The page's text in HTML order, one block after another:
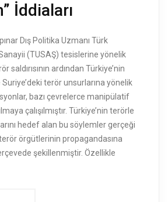
İddiaları
Dış Politika Uzmanı Türk
Sanayii (TUSAŞ) tesislerine yönelik
saldırısının ardından Türkiye’nin
Suriye’deki terör unsurlarına yönelik
bazı çevrelerce manipülatif
çalışılmıştır. Türkiye’nin terörle
hedef alan bu söylemler gerçeği
terör örgütlerinin propagandasına
şekillenmiştir. Özellikle